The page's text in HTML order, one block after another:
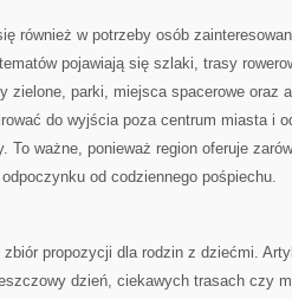
również w potrzeby osób
pojawiają się szlaki, trasy
zielone, parki, miejsca spacerowe oraz
do wyjścia poza centrum miasta i
To ważne, ponieważ region oferuje
od codziennego pośpiechu.
zbiór propozycji dla rodzin z dziećmi.
dzień, ciekawych trasach czy